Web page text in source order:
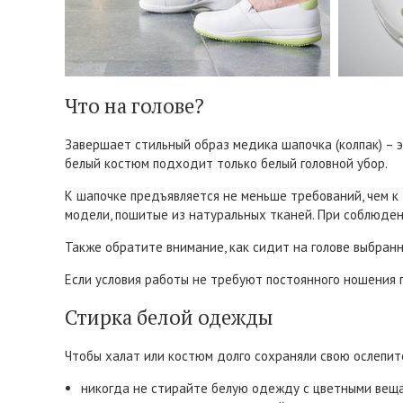
Что на голове?
Завершает стильный образ медика шапочка (колпак) –
белый костюм подходит только белый головной убор.
К шапочке предъявляется не меньше требований, чем
модели, пошитые из натуральных тканей. При
Также обратите внимание, как сидит на голове
Если условия работы не требуют постоянного
Стирка белой одежды
Чтобы халат или костюм долго сохраняли свою
никогда не стирайте белую одежду с цветными